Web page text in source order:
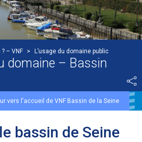
– VNF > L’usage du domaine public
domaine – Bassin
vers l'accueil de VNF Bassin de la Seine
bassin de Seine